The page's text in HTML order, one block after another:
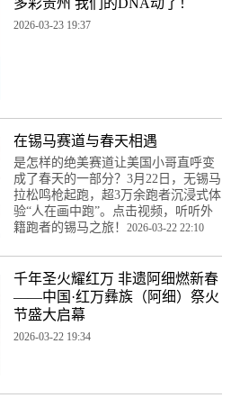
2026-03-23 19:37
在锡马赛道与春天相遇
是怎样的绝美赛道让美国小哥直呼变
成了春天的一部分？3月22日，无锡马
拉松鸣枪起跑，超3万余跑者沉浸式体
验“人在画中跑”。点击视频，听听外
籍跑者的锡马之旅！ 2026-03-22 22:10
千年圣火耀红万 非遗阿细燃新春
——中国·红万彝族（阿细）祭火
节盛大启幕
2026-03-22 19:34